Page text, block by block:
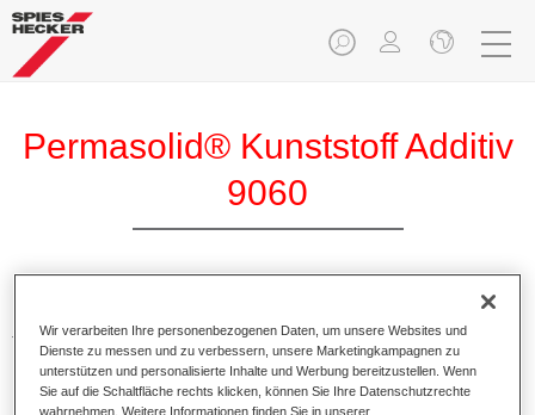
Permasolid® Kunststoff Additiv
9060
Permasolid Kunststoff Additiv 9060 ist ein spezielles Additiv
für Permasolid HS Vario Grundierfüller 5340.
Produktmerkmale
Wir verarbeiten Ihre personenbezogenen Daten, um unsere Websites und
Dienste zu messen und zu verbessern, unsere Marketingkampagnen zu
unterstützen und personalisierte Inhalte und Werbung bereitzustellen. Wenn
Sie auf die Schaltfläche rechts klicken, können Sie Ihre Datenschutzrechte
wahrnehmen. Weitere Informationen finden Sie in unserer